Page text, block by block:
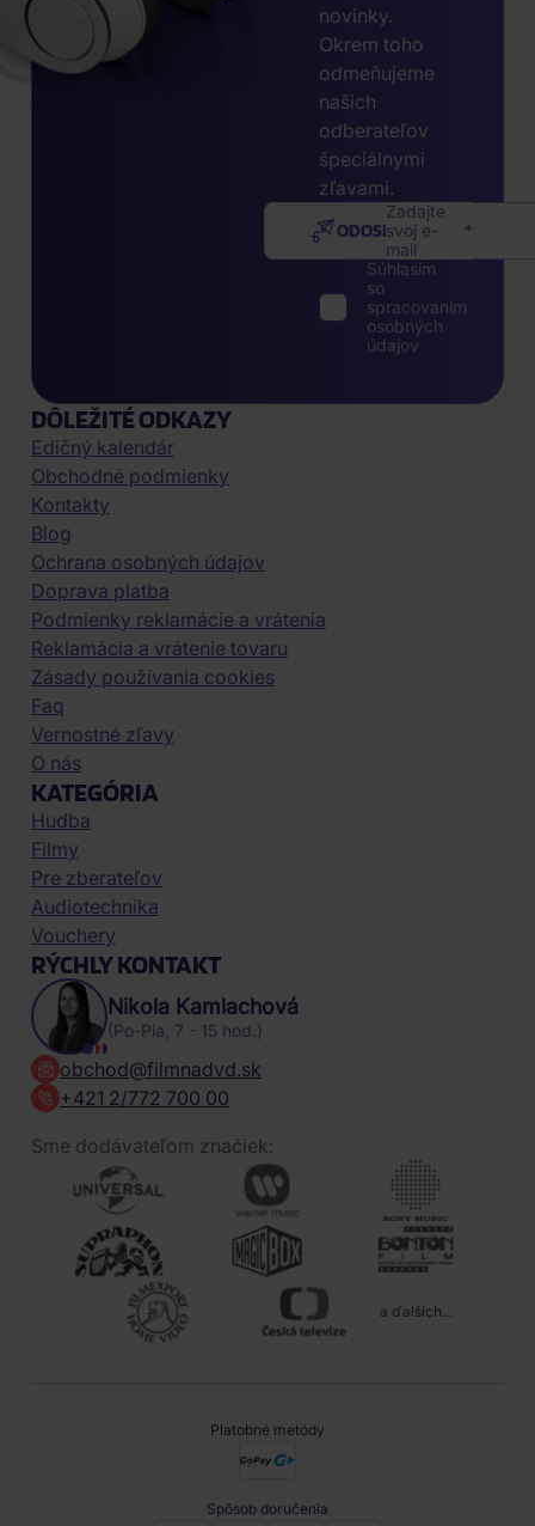
novinky.
Okrem toho
odmeňujeme
našich
odberateľov
špeciálnymi
zľavami.
Zadajte
svoj e-
mail
ODOSLAŤ
Súhlasím
so
spracovaním
osobných
údajov
DÔLEŽITÉ ODKAZY
Edičný kalendár
Obchodné podmienky
Kontakty
Blog
Ochrana osobných údajov
Doprava platba
Podmienky reklamácie a vrátenia
Reklamácia a vrátenie tovaru
Zásady používania cookies
Faq
Vernostné zľavy
O nás
KATEGÓRIA
Hudba
Filmy
Pre zberateľov
Audiotechnika
Vouchery
RÝCHLY KONTAKT
Nikola Kamlachová
(Po-Pia, 7 - 15 hod.)
obchod@filmnadvd.sk
+421 2/772 700 00
Sme dodávateľom značiek:
a ďalších...
Platobné metódy
Spôsob doručenia